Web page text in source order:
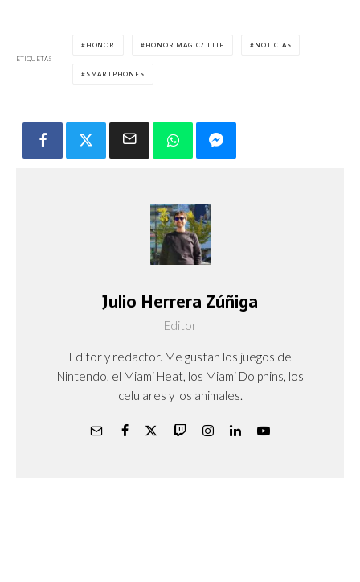
ETIQUETAS
HONOR HONOR MAGIC7 LITE NOTICIAS
SMARTPHONES
Julio Herrera Zúñiga
Editor
Editor y redactor. Me gustan los juegos de
Nintendo, el Miami Heat, los Miami Dolphins, los
celulares y los animales.